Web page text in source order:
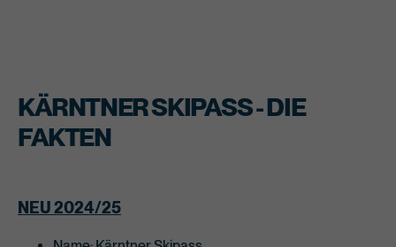
KÄRNTNER SKIPASS - DIE
FAKTEN
NEU 2024/25